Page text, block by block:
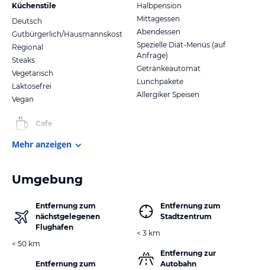
Küchenstile
Deutsch
Gutbürgerlich/Hausmannskost
Regional
Steaks
Vegetarisch
Laktosefrei
Vegan
Cafe
Halbpension
Mittagessen
Abendessen
Spezielle Diät-Menüs (auf
Anfrage)
Getränkeautomat
Lunchpakete
Allergiker Speisen
Mehr anzeigen
Umgebung
Entfernung zum
nächstgelegenen
Flughafen
< 50 km
Entfernung zum
Entfernung zum
Stadtzentrum
< 3 km
Entfernung zur
Autobahn